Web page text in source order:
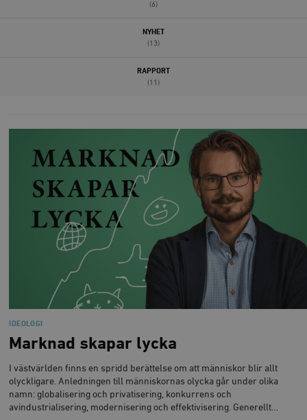
(6)
NYHET
(13)
RAPPORT
(11)
IDEOLOGI
Marknad skapar lycka
I västvärlden finns en spridd berättelse om att människor blir allt
olyckligare. Anledningen till människornas olycka går under olika
namn: globalisering och privatisering, konkurrens och
avindustrialisering, modernisering och effektivisering. Generellt…